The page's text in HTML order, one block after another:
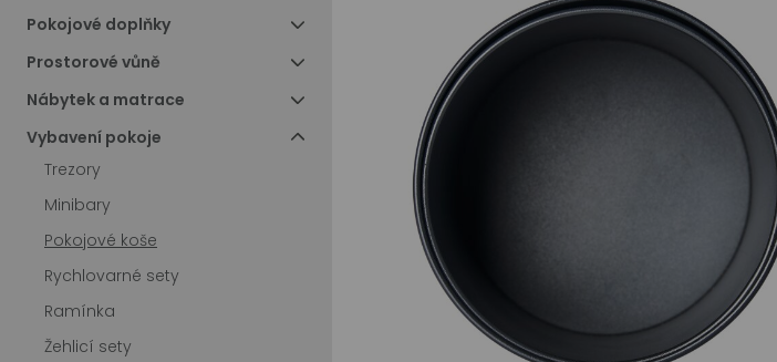
Pokojové doplňky
Prostorové vůně
Nábytek a matrace
Vybavení pokoje
Trezory
Minibary
Pokojové koše
Rychlovarné sety
Ramínka
Žehlicí sety